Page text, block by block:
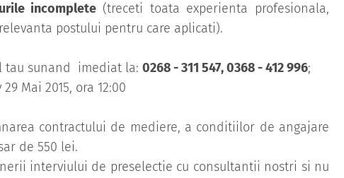
incomplete (treceti toata experienta profesionala,
postului pentru care aplicati).
tau sunand imediat la: 0268 - 311 547, 0368 - 412 996;
Mai 2015, ora 12:00
contractului de mediere, a conditiilor de angajare
de 550 lei.
interviului de preselectie cu consultantii nostri si nu